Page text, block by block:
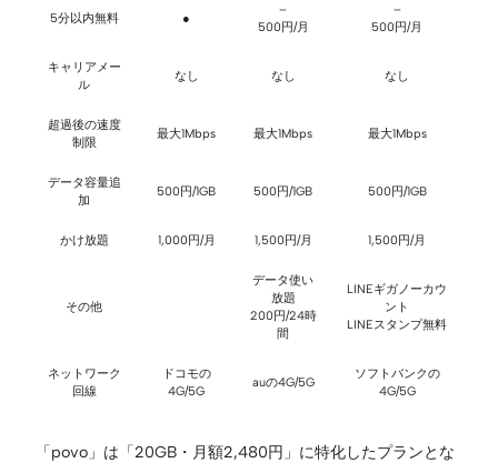
5分以内無料 ●
–
500円/月
–
500円/月
キャリアメー
ル
なし なし なし
超過後の速度
制限
最大1Mbps 最大1Mbps 最大1Mbps
データ容量追
加
500円/1GB 500円/1GB 500円/1GB
かけ放題 1,000円/月 1,500円/月 1,500円/月
その他
データ使い
放題
200円/24時
間
LINEギガノーカウ
ント
LINEスタンプ無料
ネットワーク
回線
ドコモの
4G/5G
auの4G/5G
ソフトバンクの
4G/5G
「povo」は「20GB・月額2,480円」に特化したプランとな